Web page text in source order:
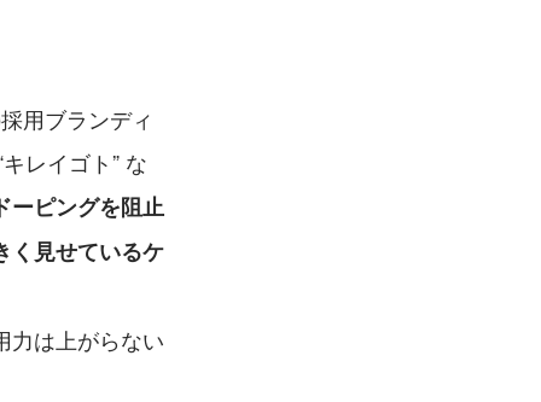
用ブランディ
レイゴト” な
ーピングを阻止
く見せているケ
力は上がらない